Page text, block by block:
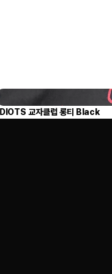
IDIOTS 교자클럽 롱티 Black